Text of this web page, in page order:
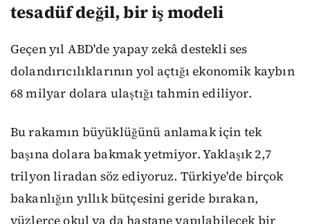
tesadüf değil, bir iş modeli
Geçen yıl ABD'de yapay zekâ destekli ses
dolandırıcılıklarının yol açtığı ekonomik kaybın
68 milyar dolara ulaştığı tahmin ediliyor.
Bu rakamın büyüklüğünü anlamak için tek
başına dolara bakmak yetmiyor. Yaklaşık 2,7
trilyon liradan söz ediyoruz. Türkiye'de birçok
bakanlığın yıllık bütçesini geride bırakan,